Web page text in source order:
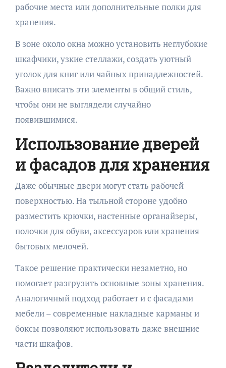
рабочие места или дополнительные полки для
хранения.
В зоне около окна можно установить неглубокие
шкафчики, узкие стеллажи, создать уютный
уголок для книг или чайных принадлежностей.
Важно вписать эти элементы в общий стиль,
чтобы они не выглядели случайно
появившимися.
Использование дверей
и фасадов для хранения
Даже обычные двери могут стать рабочей
поверхностью. На тыльной стороне удобно
разместить крючки, настенные органайзеры,
полочки для обуви, аксессуаров или хранения
бытовых мелочей.
Такое решение практически незаметно, но
помогает разгрузить основные зоны хранения.
Аналогичный подход работает и с фасадами
мебели – современные накладные карманы и
боксы позволяют использовать даже внешние
части шкафов.